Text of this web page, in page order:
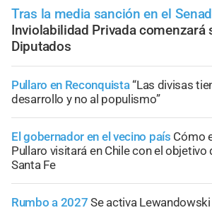
Tras la media sanción en el
Inviolabilidad Privada comenzará
Diputados
Pullaro en Reconquista“Las divisas
desarrollo y no al populismo”
El gobernador en el vecino país Cómo
Pullaro visitará en Chile con el
Santa Fe
Rumbo a 2027 Se activa Lewandowski